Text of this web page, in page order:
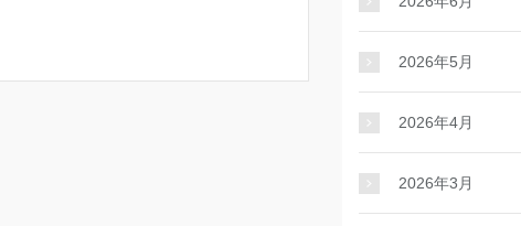
2026年5月
2026年4月
2026年3月